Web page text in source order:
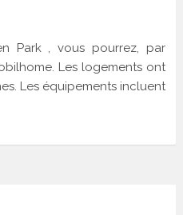
Park , vous pourrez, par
Les logements ont
Les équipements incluent